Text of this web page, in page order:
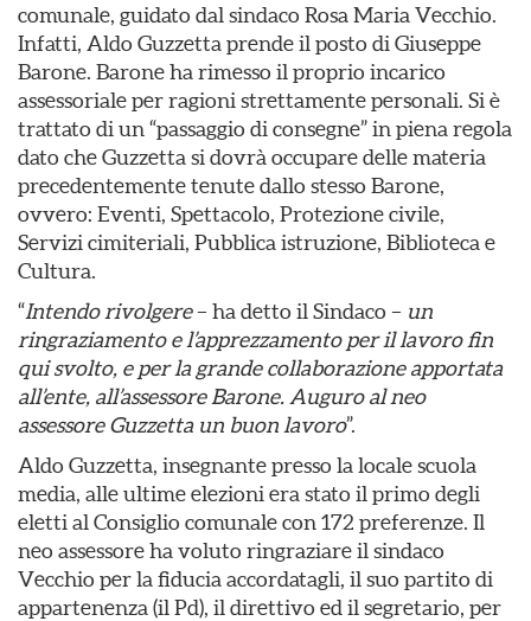
comunale, guidato dal sindaco Rosa Maria Vecchio.
Infatti, Aldo Guzzetta prende il posto di Giuseppe
Barone. Barone ha rimesso il proprio incarico
assessoriale per ragioni strettamente personali. Si è
trattato di un “passaggio di consegne” in piena regola
dato che Guzzetta si dovrà occupare delle materia
precedentemente tenute dallo stesso Barone,
ovvero: Eventi, Spettacolo, Protezione civile,
Servizi cimiteriali, Pubblica istruzione, Biblioteca e
Cultura.
“Intendo rivolgere– ha detto il Sindaco – un
ringraziamento e l’apprezzamento per il lavoro fin
qui svolto, e per la grande collaborazione apportata
all’ente, all’assessore Barone. Auguro al neo
assessore Guzzetta un buon lavoro”.
Aldo Guzzetta, insegnante presso la locale scuola
media, alle ultime elezioni era stato il primo degli
eletti al Consiglio comunale con 172 preferenze. Il
neo assessore ha voluto ringraziare il sindaco
Vecchio per la fiducia accordatagli, il suo partito di
appartenenza (il Pd), il direttivo ed il segretario, per